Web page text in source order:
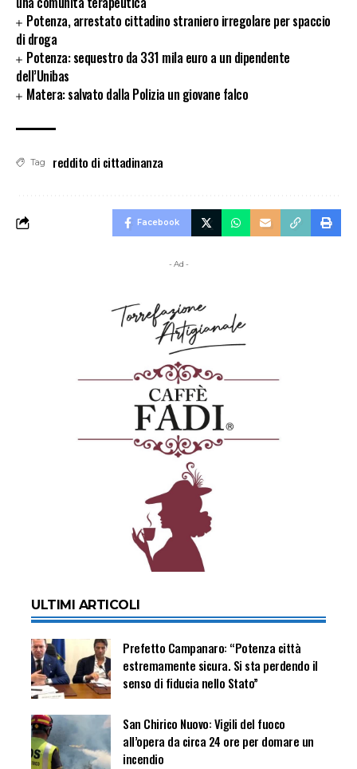
Potenza, arrestato cittadino straniero irregolare per spaccio
di droga
Potenza: sequestro da 331 mila euro a un dipendente
dell’Unibas
Matera: salvato dalla Polizia un giovane falco
Tag reddito di cittadinanza
Facebook
- Ad -
ULTIMI ARTICOLI
Prefetto Campanaro: “Potenza città
estremamente sicura. Si sta perdendo il
senso di fiducia nello Stato”
San Chirico Nuovo: Vigili del fuoco
all’opera da circa 24 ore per domare un
incendio